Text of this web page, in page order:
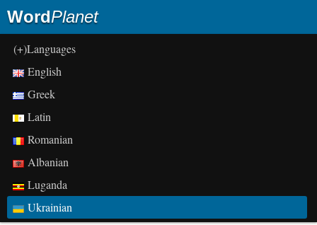
WordPlanet
(+)Languages
English
Greek
Latin
Romanian
Albanian
Luganda
Ukrainian